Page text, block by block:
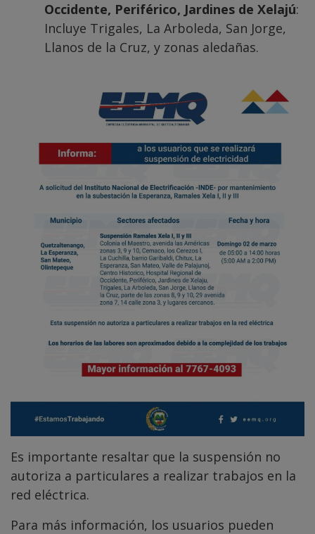
Occidente, Periférico, Jardines de Xelajú:
Incluye Trigales, La Arboleda, San Jorge,
Llanos de la Cruz, y zonas aledañas.
Es importante resaltar que la suspensión no
autoriza a particulares a realizar trabajos en la
red eléctrica.
Para más información, los usuarios pueden